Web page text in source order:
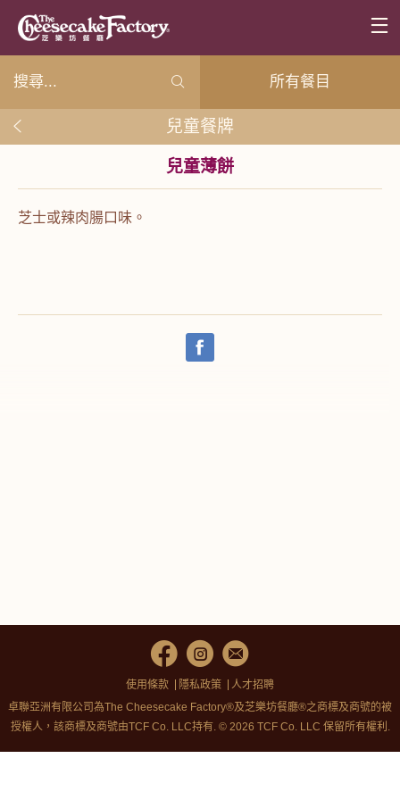
所有餐目
兒童餐牌
兒童薄餅
芝士或辣肉腸口味。
使用條款 隱私政策
人才招聘
卓聯亞洲有限公司為The Cheesecake Factory®及芝樂坊餐廳®之商標及商號的被
授權人，該商標及商號由TCF Co. LLC持有. © 2026 TCF Co. LLC 保留所有權利.